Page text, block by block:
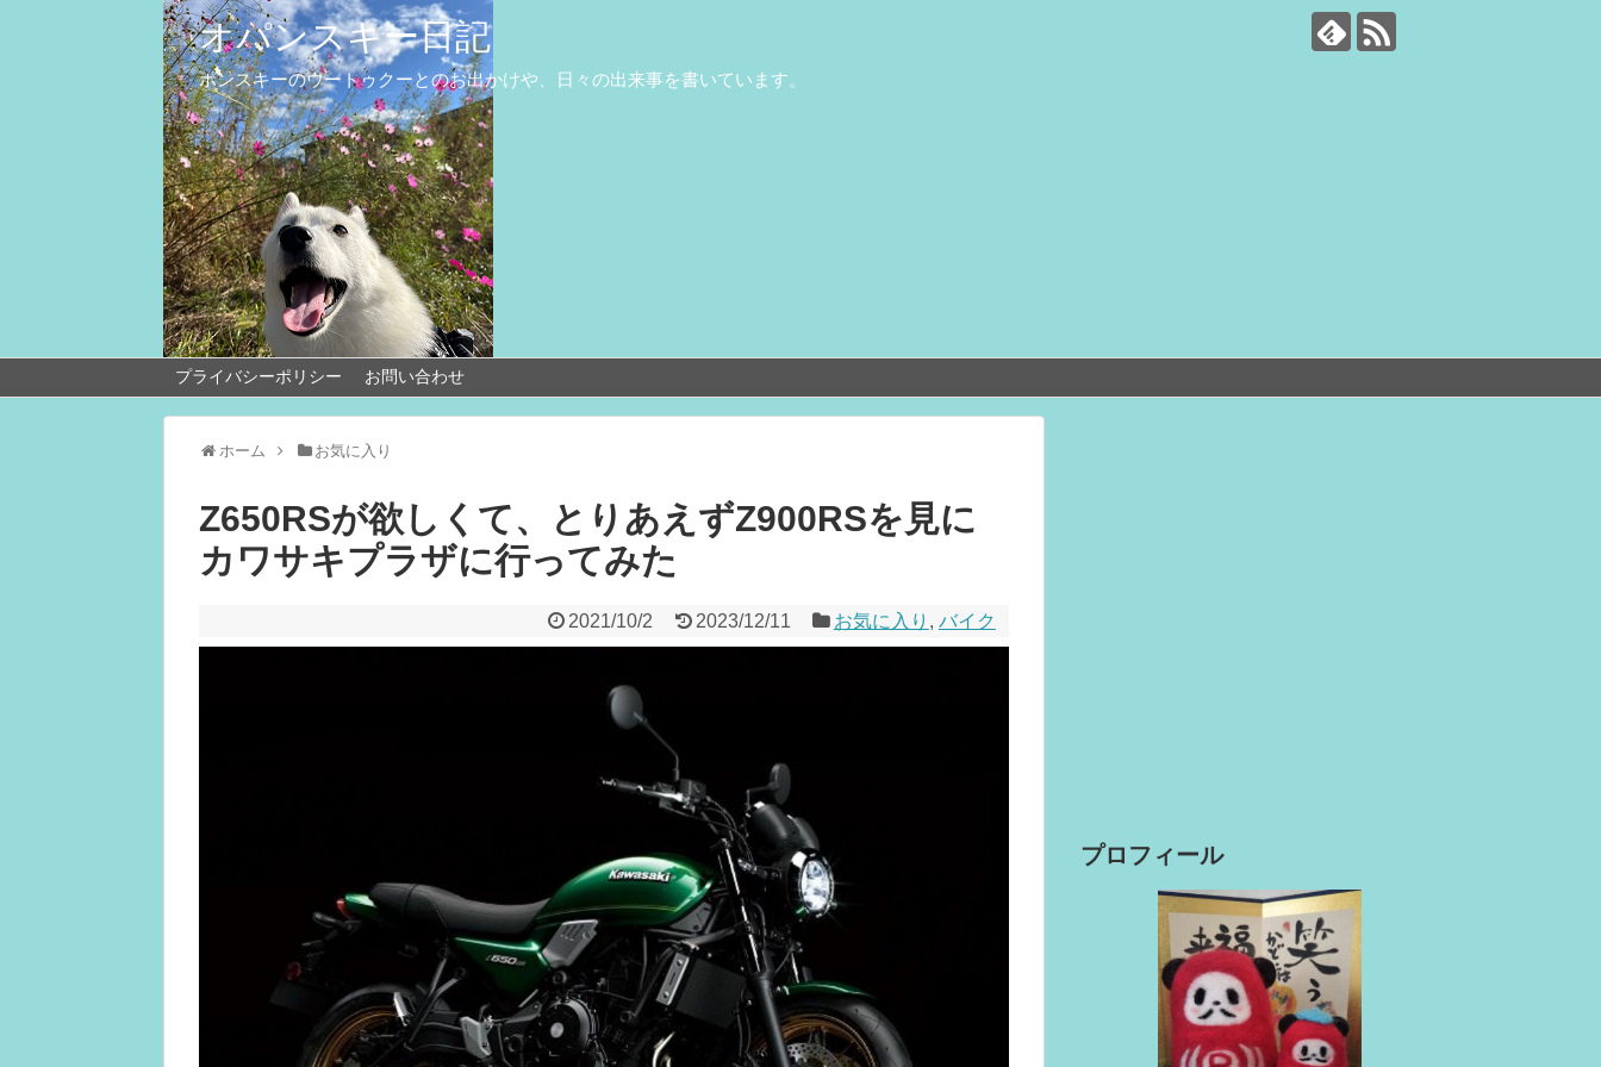
オパンスキー日記
ポンスキーのウートゥクーとのお出かけや、日々の出来事を書いています。
プライバシーポリシー お問い合わせ
ホーム お気に入り
Z650RSが欲しくて、とりあえずZ900RSを見に
カワサキプラザに行ってみた
2021/10/2 2023/12/11 お気に入り , バイク
プロフィール